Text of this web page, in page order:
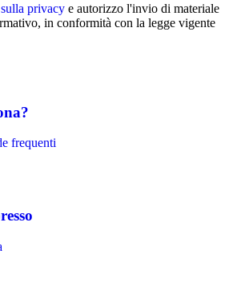
privacy e autorizzo l'invio di materiale
in conformità con la legge vigente
frequenti